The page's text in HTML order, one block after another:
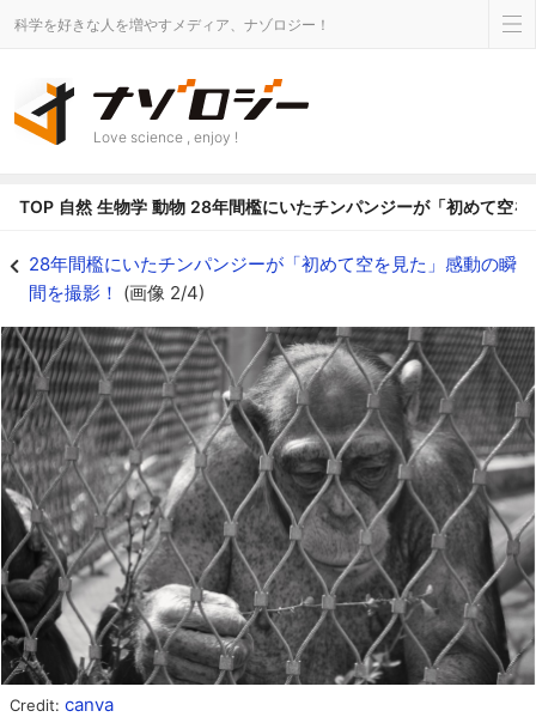
科学を好きな人を増やすメディア、ナゾロジー！
Love science , enjoy !
TOP 自然 生物学 動物 28年間檻にいたチンパンジーが「初めて空
28年間檻にいたチンパンジーが「初めて空を見た」感動の瞬
間を撮影！ (画像 2/4)
Credit: canva